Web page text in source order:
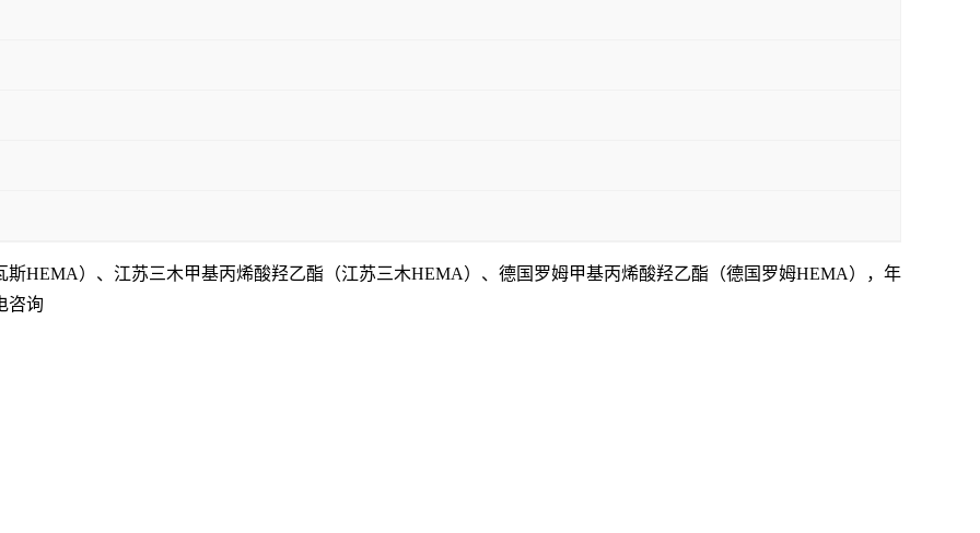
斯HEMA）、江苏三木甲基丙烯酸羟乙酯（江苏三木HEMA）、 德国罗姆甲基丙烯酸羟乙酯（德国罗姆HEMA），年
咨询